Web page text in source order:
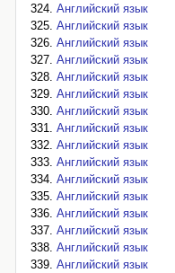
Английский язык
Английский язык
Английский язык
Английский язык
Английский язык
Английский язык
Английский язык
Английский язык
Английский язык
Английский язык
Английский язык
Английский язык
Английский язык
Английский язык
Английский язык
Английский язык